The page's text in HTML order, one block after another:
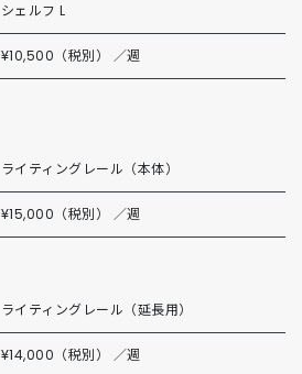
シェルフ L
¥10,500（税別） ／週
ライティングレール（本体）
¥15,000（税別） ／週
ライティングレール（延長用）
¥14,000（税別） ／週